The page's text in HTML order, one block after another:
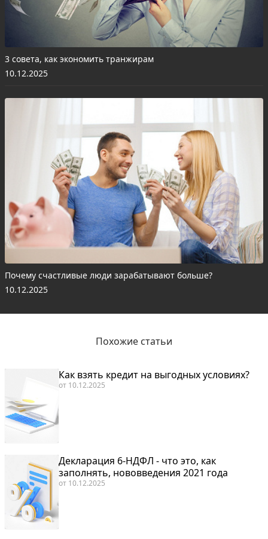
3 совета, как экономить транжирам
10.12.2025
Почему счастливые люди зарабатывают больше?
10.12.2025
Похожие статьи
Как взять кредит на выгодных условиях?
от 10.12.2025
Декларация 6-НДФЛ - что это, как
заполнять, нововведения 2021 года
от 10.12.2025